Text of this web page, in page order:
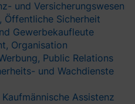
und Versicherungswesen
Öffentliche Sicherheit
Gewerbekaufleute
Organisation
Public Relations
und Wachdienste
Assistenz